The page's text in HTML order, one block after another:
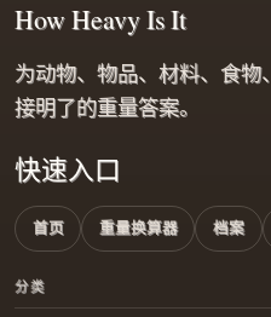
快速入口
首页 重量换算器 档案
分类
How Heavy Is It
为动物、物品、材料、食
接明了的重量答案。